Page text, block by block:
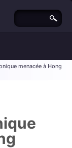
menacée à Hong